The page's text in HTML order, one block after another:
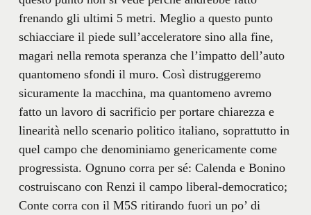
frenando gli ultimi 5 metri. Meglio a questo punto
schiacciare il piede sull’acceleratore sino alla fine,
magari nella remota speranza che l’impatto dell’auto
quantomeno sfondi il muro. Così distruggeremo
sicuramente la macchina, ma quantomeno avremo
fatto un lavoro di sacrificio per portare chiarezza e
linearità nello scenario politico italiano, soprattutto in
quel campo che denominiamo genericamente come
progressista. Ognuno corra per sé: Calenda e Bonino
costruiscano con Renzi il campo liberal-democratico;
Conte corra con il M5S ritirando fuori un po’ di